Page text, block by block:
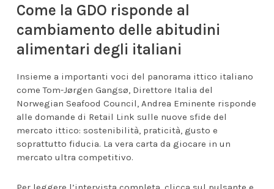
Come la GDO risponde al
cambiamento delle abitudini
alimentari degli italiani
Insieme a importanti voci del panorama ittico italiano
come Tom-Jørgen Gangsø, Direttore Italia del
Norwegian Seafood Council, Andrea Eminente risponde
alle domande di Retail Link sulle nuove sfide del
mercato ittico: sostenibilità, praticità, gusto e
soprattutto fiducia. La vera carta da giocare in un
mercato ultra competitivo.